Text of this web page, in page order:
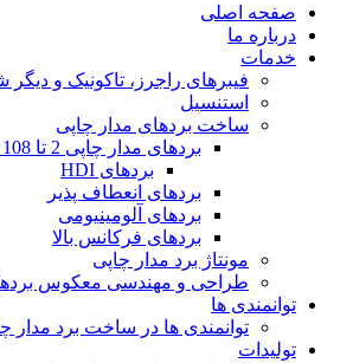
صفحه اصلی
درباره ما
خدمات
فیبرهای راجرز، تاکونیک و
استنسیل
ساخت بردهای مدار چاپی
بردهای مدار چاپی 2 تا 108 لایه
بردهای HDI
بردهای انعطاف پذیر
بردهای آلومینیومی
بردهای فرکانس بالا
مونتاژ برد مدار چاپی
طراحی و مهندسی معکوس
توانمندی ها
توانمندی ها در ساخت برد مدار
تولیدات